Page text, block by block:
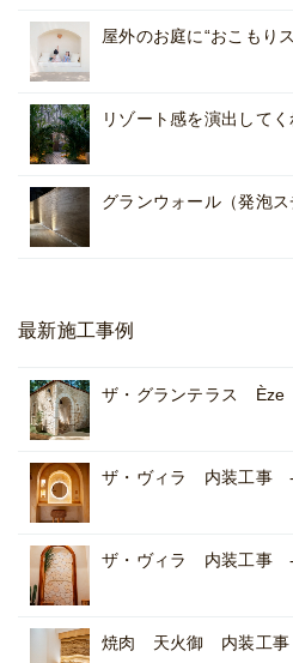
屋外のお庭に“おこもり
リゾート感を演出して
グランウォール（発泡
最新施工事例
ザ・グランテラス
ザ・ヴィラ 内装工事 -
ザ・ヴィラ 内装工事 -
焼肉 天火御 内装工事